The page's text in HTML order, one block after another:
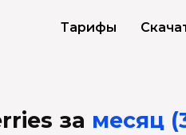
Тарифы
за месяц